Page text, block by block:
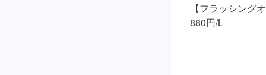
【フラッシング
880円/L